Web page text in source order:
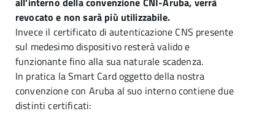
revocato e non sarà più utilizzabile.
Invece il certificato di autenticazione CNS presente
sul medesimo dispositivo resterà valido e
funzionante fino alla sua naturale scadenza.
In pratica la Smart Card oggetto della nostra
convenzione con Aruba al suo interno contiene due
distinti certificati: